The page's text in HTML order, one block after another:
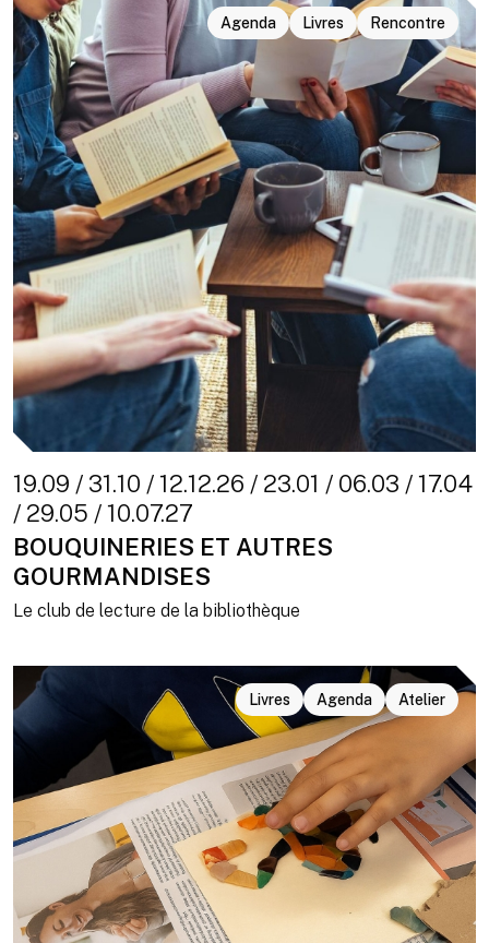
Agenda Livres Rencontre
19.09 / 31.10 / 12.12.26 / 23.01 / 06.03 / 17.04
/ 29.05 / 10.07.27
BOUQUINERIES ET AUTRES
GOURMANDISES
Le club de lecture de la bibliothèque
Livres Agenda Atelier